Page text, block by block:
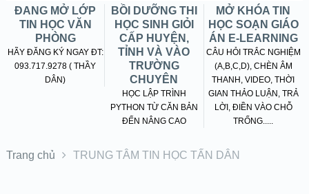
ĐANG MỞ LỚP
TIN HỌC VĂN
PHÒNG
HÃY ĐĂNG KÝ NGAY ĐT:
093.717.9278 ( THẦY
DÂN)
BỒI DƯỠNG THI
HỌC SINH GIỎI
CẤP HUYỆN,
TỈNH VÀ VÀO
TRƯỜNG
CHUYÊN
HỌC LẬP TRÌNH
PYTHON TỪ CĂN BẢN
ĐẾN NÂNG CAO
MỞ KHÓA TIN
HỌC SOẠN GIÁO
ÁN E-LEARNING
CÂU HỎI TRẮC NGHIỆM
(A,B,C,D), CHÈN ÂM
THANH, VIDEO, THỜI
GIAN THẢO LUẬN, TRẢ
LỜI, ĐIỀN VÀO CHỖ
TRỐNG.....
Trang chủ TRUNG TÂM TIN HỌC TẤN DÂN